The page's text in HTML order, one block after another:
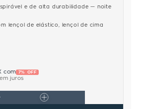
e de alta durabilidade — noite
lençol de elástico, lençol de cima
com 7% OFF
juros